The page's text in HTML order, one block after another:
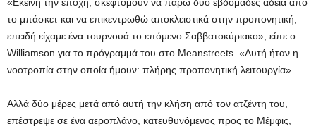
το μπάσκετ και να επικεντρωθώ αποκλειστικά στην προπονητική,
επειδή είχαμε ένα τουρνουά το επόμενο Σαββατοκύριακο», είπε ο
Williamson για το πρόγραμμά του στο Meanstreets. «Αυτή ήταν η
νοοτροπία στην οποία ήμουν: πλήρης προπονητική λειτουργία».
Αλλά δύο μέρες μετά από αυτή την κλήση από τον ατζέντη του,
επέστρεψε σε ένα αεροπλάνο, κατευθυνόμενος προς το Μέμφις,